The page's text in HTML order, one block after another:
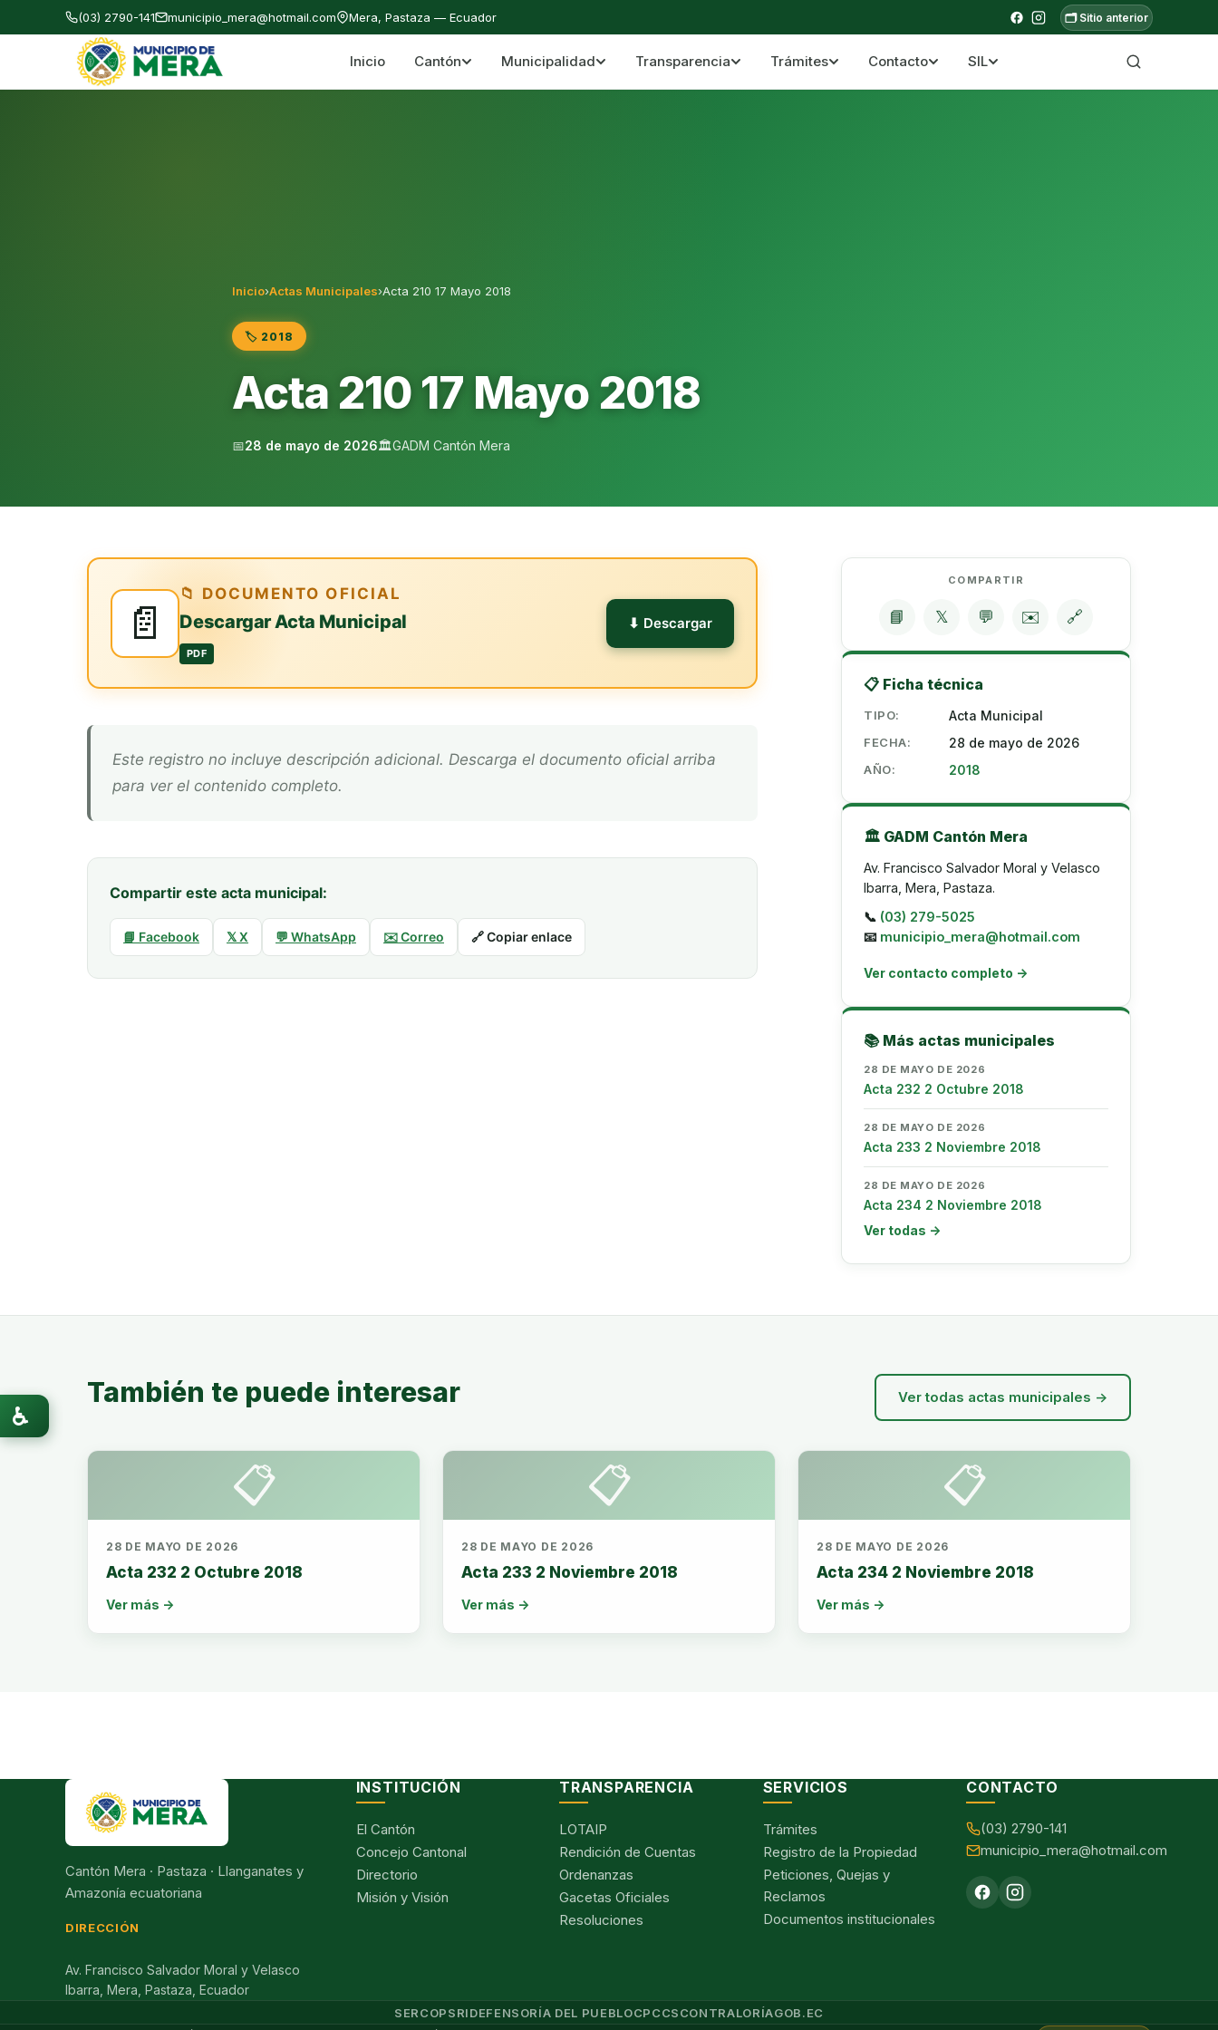
(03) 2790-141 municipio_mera@hotmail.com Mera, Pastaza — Ecuador 🗂️ Sitio anterior
Gobierno Autónomo Descentralizado Municipal del Cantón Mera Cantón Mera · Pastaza · Llanganates y Amazonía ecuatoriana
Inicio Cantón Municipalidad Transparencia Trámites Contacto SIL
Inicio›Actas Municipales›Acta 210 17 Mayo 2018
🏷️ 2018
Acta 210 17 Mayo 2018
📅28 de mayo de 2026🏛️GADM Cantón Mera
📄
📁 DOCUMENTO OFICIAL
Descargar Acta Municipal
PDF
⬇ Descargar
Este registro no incluye descripción adicional. Descarga el documento oficial arriba
para ver el contenido completo.
Compartir este acta municipal:
📘 Facebook 𝕏 X 💬 WhatsApp ✉️ Correo 🔗 Copiar enlace
COMPARTIR
📘 𝕏 💬 ✉️ 🔗
📋 Ficha técnica
TIPO: Acta Municipal
FECHA: 28 de mayo de 2026
AÑO: 2018
🏛️ GADM Cantón Mera
Av. Francisco Salvador Moral y Velasco
Ibarra, Mera, Pastaza.
📞 (03) 279-5025
📧 municipio_mera@hotmail.com
Ver contacto completo →
📚 Más actas municipales
28 DE MAYO DE 2026
Acta 232 2 Octubre 2018
28 DE MAYO DE 2026
Acta 233 2 Noviembre 2018
28 DE MAYO DE 2026
Acta 234 2 Noviembre 2018
Ver todas →
También te puede interesar Ver todas actas municipales →
📋
28 DE MAYO DE 2026
Acta 232 2 Octubre 2018
Ver más →
📋
28 DE MAYO DE 2026
Acta 233 2 Noviembre 2018
Ver más →
📋
28 DE MAYO DE 2026
Acta 234 2 Noviembre 2018
Ver más →
Cantón Mera · Pastaza · Llanganates y
Amazonía ecuatoriana
DIRECCIÓN
Av. Francisco Salvador Moral y Velasco
Ibarra, Mera, Pastaza, Ecuador
INSTITUCIÓN
El Cantón
Concejo Cantonal
Directorio
Misión y Visión
TRANSPARENCIA
LOTAIP
Rendición de Cuentas
Ordenanzas
Gacetas Oficiales
Resoluciones
SERVICIOS
Trámites
Registro de la Propiedad
Peticiones, Quejas y
Reclamos
Documentos institucionales
CONTACTO
(03) 2790-141
municipio_mera@hotmail.com
SERCOPSRIDEFENSORÍA DEL PUEBLOCPCCSCONTRALORÍAGOB.EC
♿